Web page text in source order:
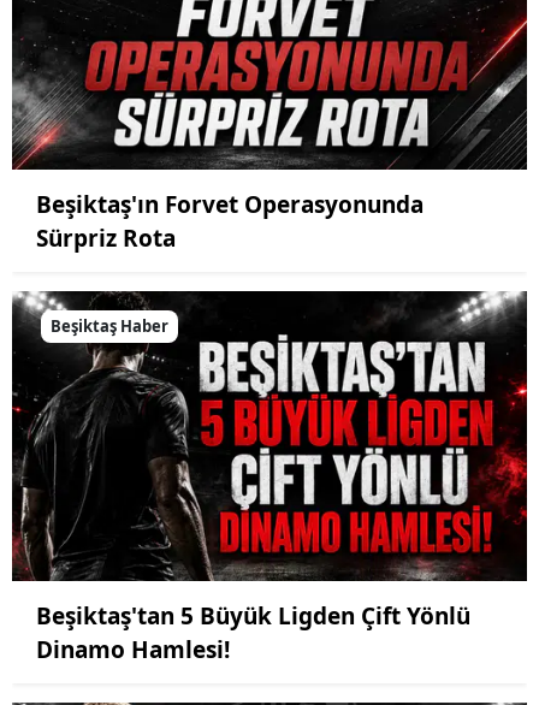
Beşiktaş'ın Forvet Operasyonunda
Sürpriz Rota
Beşiktaş Haber
Beşiktaş'tan 5 Büyük Ligden Çift Yönlü
Dinamo Hamlesi!